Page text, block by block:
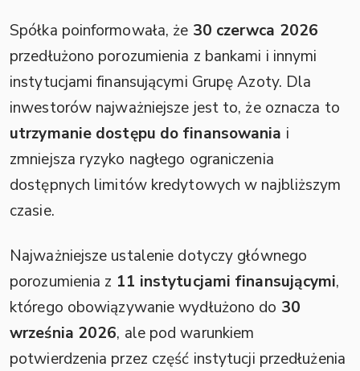
Spółka poinformowała, że 30 czerwca 2026
przedłużono porozumienia z bankami i innymi
instytucjami finansującymi Grupę Azoty. Dla
inwestorów najważniejsze jest to, że oznacza to
utrzymanie dostępu do finansowania i
zmniejsza ryzyko nagłego ograniczenia
dostępnych limitów kredytowych w najbliższym
czasie.
Najważniejsze ustalenie dotyczy głównego
porozumienia z 11 instytucjami finansującymi,
którego obowiązywanie wydłużono do 30
września 2026, ale pod warunkiem
potwierdzenia przez część instytucji przedłużenia